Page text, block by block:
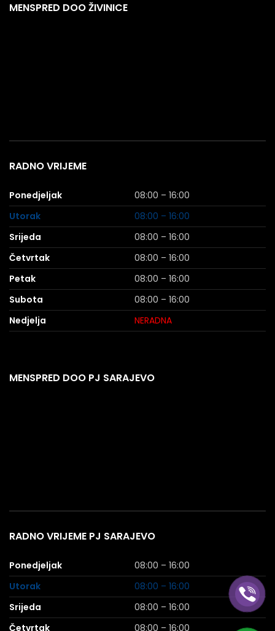
MENSPRED DOO ŽIVINICE
RADNO VRIJEME
Ponedjeljak
08:00 – 16:00
Utorak
08:00 – 16:00
Srijeda
08:00 – 16:00
Četvrtak
08:00 – 16:00
Petak
08:00 – 16:00
Subota
08:00 – 16:00
Nedjelja
NERADNA
MENSPRED DOO PJ SARAJEVO
RADNO VRIJEME PJ SARAJEVO
Ponedjeljak
08:00 – 16:00
Utorak
08:00 – 16:00
Srijeda
08:00 – 16:00
Četvrtak
08:00 – 16:00